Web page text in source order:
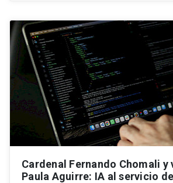
Cardenal Fernando Chomali
Paula Aguirre: IA al servicio